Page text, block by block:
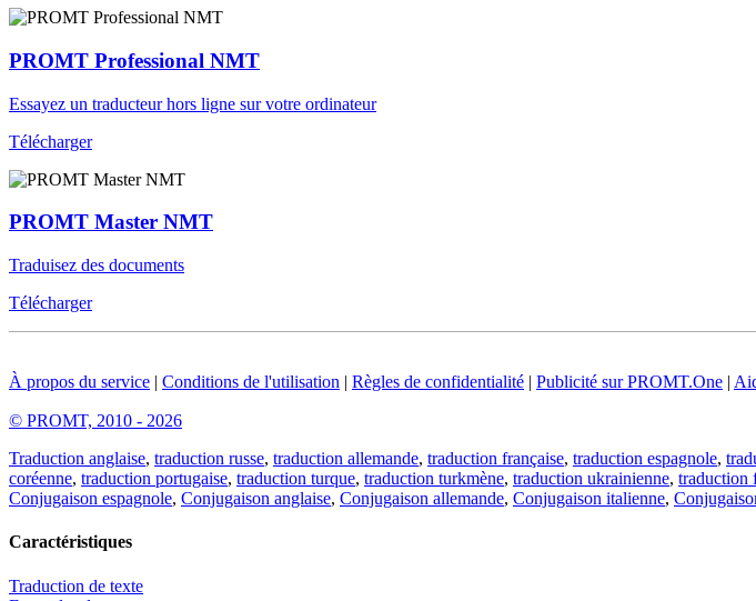
PROMT Professional NMT
Essayez un traducteur hors ligne sur votre ordinateur
Télécharger
PROMT Master NMT
Traduisez des documents
Télécharger
À propos du service | Conditions de l'utilisation | Règles de confidentialité | Publicité sur PROMT.One |
© PROMT, 2010 - 2026
Traduction anglaise, traduction russe, traduction allemande, traduction française, traduction espagnole,
coréenne, traduction portugaise, traduction turque, traduction turkmène, traduction ukrainienne, traduction
Conjugaison espagnole, Conjugaison anglaise, Conjugaison allemande, Conjugaison italienne,
Caractéristiques
Traduction de texte